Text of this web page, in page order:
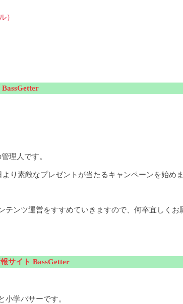
）
理人です。
り素敵なプレゼントが当たるキャンペーンを始め
ンツ運営をすすめていきますので、何卒宜しくお
サイト BassGetter
学バサーです。